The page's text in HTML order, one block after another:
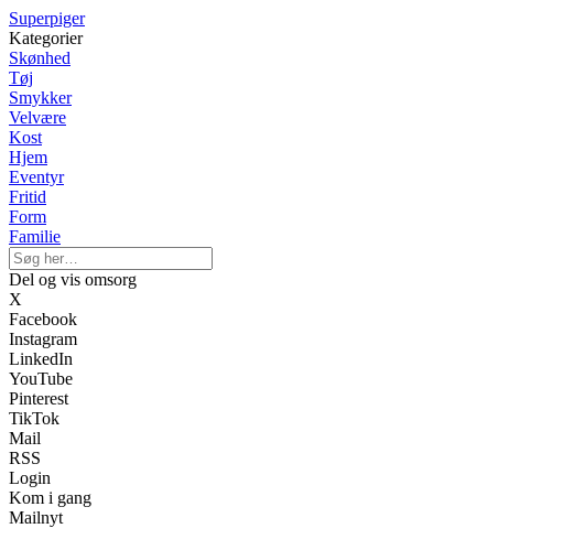
Superpiger
Kategorier
Skønhed
Tøj
Smykker
Velvære
Kost
Hjem
Eventyr
Fritid
Form
Familie
Del og vis omsorg
X
Facebook
Instagram
LinkedIn
YouTube
Pinterest
TikTok
Mail
RSS
Login
Kom i gang
Mailnyt